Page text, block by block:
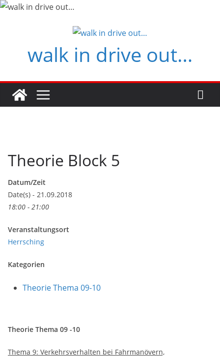
Zum
walk in drive out…
Theorie Block 5
Datum/Zeit
Date(s) - 21.09.2018
18:00 - 21:00
Veranstaltungsort
Herrsching
Kategorien
Theorie Thema 09-10
Theorie Thema 09 -10
Thema 9: Verkehrsverhalten bei Fahrmanövern,